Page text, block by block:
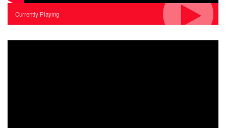
Currently Playing